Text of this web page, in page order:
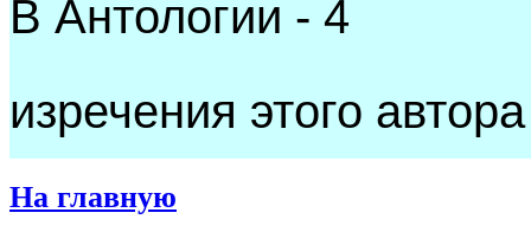
В Антологии - 4
изречения этого автора
На главную